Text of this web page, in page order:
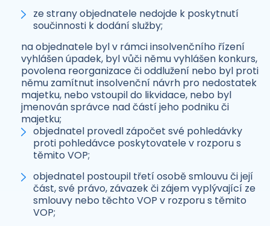
ze strany objednatele nedojde k poskytnutí
součinnosti k dodání služby;
na objednatele byl v rámci insolvenčního řízení
vyhlášen úpadek, byl vůči němu vyhlášen konkurs,
povolena reorganizace či oddlužení nebo byl proti
němu zamítnut insolvenční návrh pro nedostatek
majetku, nebo vstoupil do likvidace, nebo byl
jmenován správce nad částí jeho podniku či
majetku;
objednatel provedl zápočet své pohledávky
proti pohledávce poskytovatele v rozporu s
těmito VOP;
objednatel postoupil třetí osobě smlouvu či její
část, své právo, závazek či zájem vyplývající ze
smlouvy nebo těchto VOP v rozporu s těmito
VOP;